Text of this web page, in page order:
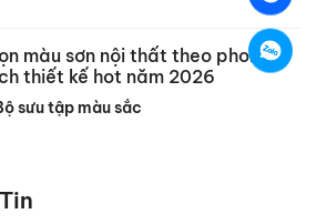
màu sơn nội thất theo phong
thiết kế hot năm 2026
sưu tập màu sắc